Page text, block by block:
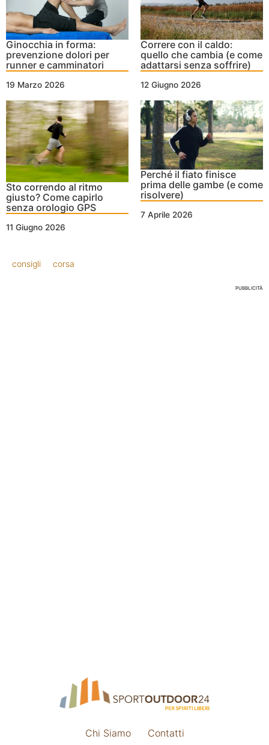
Ginocchia in forma:
prevenzione dolori per
runner e camminatori
19 Marzo 2026
Correre con il caldo:
quello che cambia (e come
adattarsi senza soffrire)
12 Giugno 2026
Sto correndo al ritmo
giusto? Come capirlo
senza orologio GPS
11 Giugno 2026
Perché il fiato finisce
prima delle gambe (e come
risolvere)
7 Aprile 2026
consigli corsa
PUBBLICITÀ
Chi Siamo Contatti